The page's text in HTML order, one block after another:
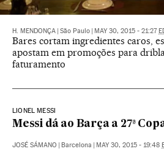
H. MENDONÇA São Paulo MAY 30, 2015 - 21:27
Bares cortam ingredientes caros,
apostam em promoções para
faturamento
LIONEL MESSI
Messi dá ao Barça a 27ª
JOSÉ SÁMANO Barcelona MAY 30, 2015 - 19:48